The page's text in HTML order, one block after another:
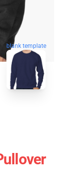
blank template